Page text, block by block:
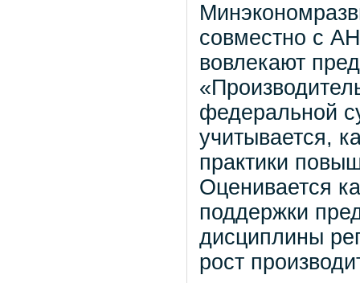
совместно с
вовлекают
федеральной
учитывается,
практики
Оценивается
поддержки
дисциплины
рост